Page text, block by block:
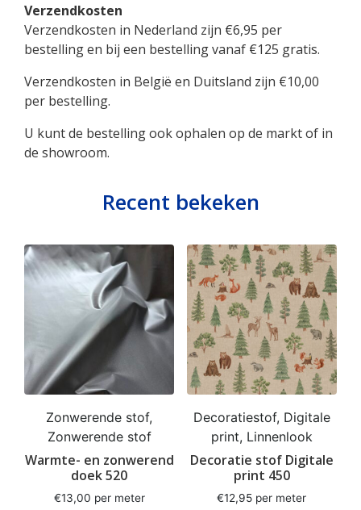
Verzendkosten
Verzendkosten in Nederland zijn €6,95 per
bestelling en bij een bestelling vanaf €125 gratis.
Verzendkosten in België en Duitsland zijn €10,00
per bestelling.
U kunt de bestelling ook ophalen op de markt of in
de showroom.
Recent bekeken
Zonwerende stof,
Zonwerende stof
Warmte- en zonwerend
doek 520
€13,00 per meter
Decoratiestof, Digitale
print, Linnenlook
Decoratie stof Digitale
print 450
€12,95 per meter